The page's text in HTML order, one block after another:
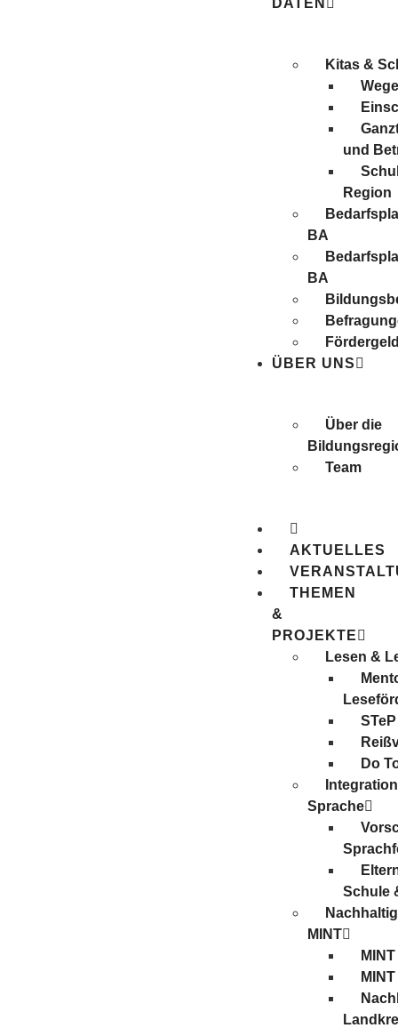
Kitas &
und
Region
BA
BA
ÜBER UNS
Über die
Team
AKTUELLES
THEMEN
&
PROJEKTE
Lesen &
Do
Sprache
Schule
MINT